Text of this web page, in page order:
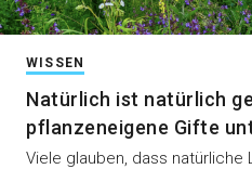
WISSEN
Natürlich ist natürlich
pflanzeneigene Gifte
Viele glauben, dass